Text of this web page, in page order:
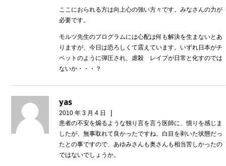
ここにおられる方は向上心の強い方々です。みなさんの力が
必要です。
モルツ先生のプログラムには心配は何も解決を生まないとあ
りますが、今日は恐ろしくて震えています。いずれ日本がチ
ベットのように弾圧され、虐殺 レイプが日常と化すのでは
ないか・・・？
yas
2010 年 3 月 4 日 |
患者の不安を煽るような独り言を言う医師に、憤りを感じま
したが、無事取れて良かったですね。白目を剥いた状態だっ
たとの事ですので、あゆみさんも奥さんも相当苦しかったの
ではないでしょうか。